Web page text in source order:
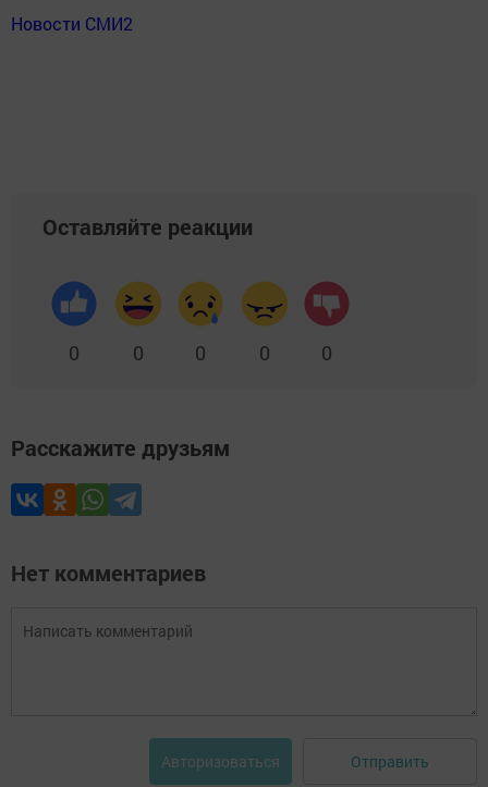
Новости СМИ2
Оставляйте реакции
0 0 0 0 0
Расскажите друзьям
Нет комментариев
Авторизоваться Отправить